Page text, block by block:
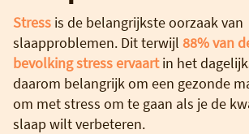
Stress is de belangrijkste oorzaak van
slaapproblemen. Dit terwijl 88% van
bevolking stress ervaartin het
daarom belangrijk om een gezonde
om met stress om te gaan als je de
slaap wilt verbeteren.